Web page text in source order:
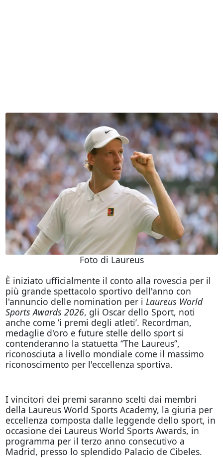
Foto di Laureus
È iniziato ufficialmente il conto alla rovescia per il
più grande spettacolo sportivo dell'anno con
l'annuncio delle nomination per i Laureus World
Sports Awards 2026, gli Oscar dello Sport, noti
anche come ’i premi degli atleti’. Recordman,
medaglie d'oro e future stelle dello sport si
contenderanno la statuetta “The Laureus”,
riconosciuta a livello mondiale come il massimo
riconoscimento per l'eccellenza sportiva.
I vincitori dei premi saranno scelti dai membri
della Laureus World Sports Academy, la giuria per
eccellenza composta dalle leggende dello sport, in
occasione dei Laureus World Sports Awards, in
programma per il terzo anno consecutivo a
Madrid, presso lo splendido Palacio de Cibeles.